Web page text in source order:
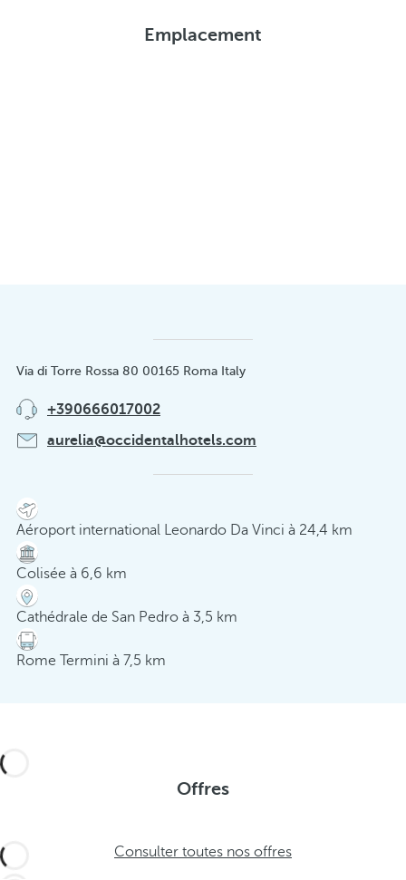
Emplacement
Via di Torre Rossa 80 00165 Roma Italy
+390666017002
aurelia@occidentalhotels.com
Aéroport international Leonardo Da Vinci à 24,4 km
Colisée à 6,6 km
Cathédrale de San Pedro à 3,5 km
Rome Termini à 7,5 km
Offres
Consulter toutes nos offres